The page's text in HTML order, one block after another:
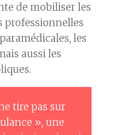
de mobiliser les
professionnelles
les
aussi les
tire pas sur
», une